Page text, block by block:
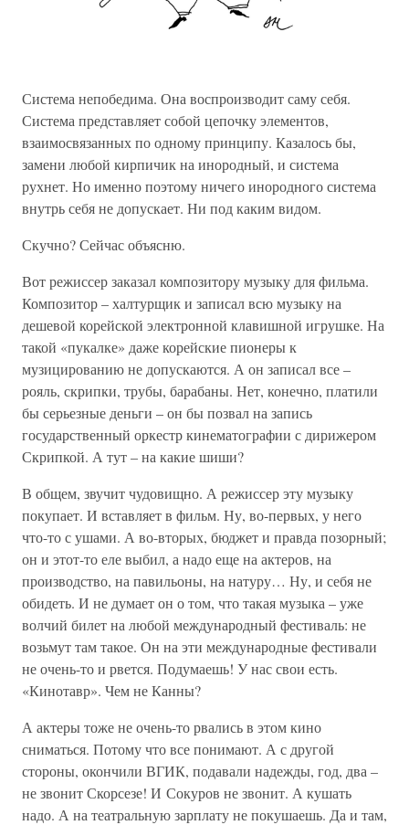
Система непобедима. Она воспроизводит саму себя.
Система представляет собой цепочку элементов,
взаимосвязанных по одному принципу. Казалось бы,
замени любой кирпичик на инородный, и система
рухнет. Но именно поэтому ничего инородного система
внутрь себя не допускает. Ни под каким видом.
Скучно? Сейчас объясню.
Вот режиссер заказал композитору музыку для фильма.
Композитор – халтурщик и записал всю музыку на
дешевой корейской электронной клавишной игрушке. На
такой «пукалке» даже корейские пионеры к
музицированию не допускаются. А он записал все –
рояль, скрипки, трубы, барабаны. Нет, конечно, платили
бы серьезные деньги – он бы позвал на запись
государственный оркестр кинематографии с дирижером
Скрипкой. А тут – на какие шиши?
В общем, звучит чудовищно. А режиссер эту музыку
покупает. И вставляет в фильм. Ну, во-первых, у него
что-то с ушами. А во-вторых, бюджет и правда позорный;
он и этот-то еле выбил, а надо еще на актеров, на
производство, на павильоны, на натуру… Ну, и себя не
обидеть. И не думает он о том, что такая музыка – уже
волчий билет на любой международный фестиваль: не
возьмут там такое. Он на эти международные фестивали
не очень-то и рвется. Подумаешь! У нас свои есть.
«Кинотавр». Чем не Канны?
А актеры тоже не очень-то рвались в этом кино
сниматься. Потому что все понимают. А с другой
стороны, окончили ВГИК, подавали надежды, год, два –
не звонит Скорсезе! И Сокуров не звонит. А кушать
надо. А на театральную зарплату не покушаешь. Да и там,